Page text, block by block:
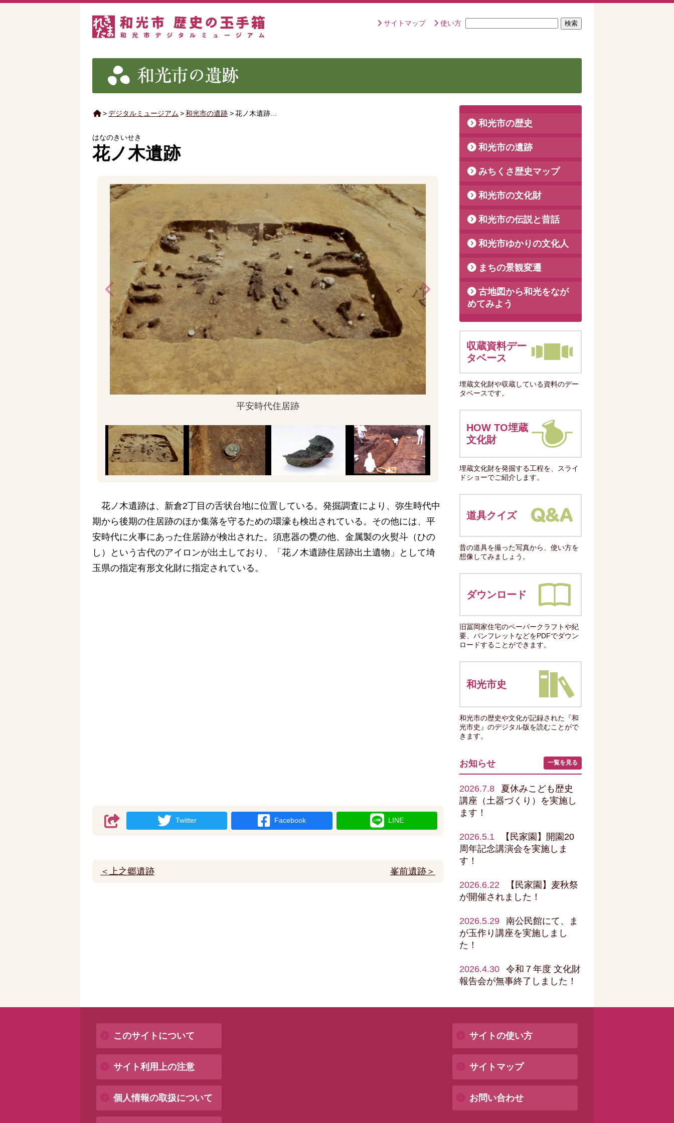
サイトマップ 使い方
> デジタルミュージアム > 和光市の遺跡 > 花ノ木遺跡…
はなのきいせき
花ノ木遺跡
平安時代住居跡
花ノ木遺跡は、新倉2丁目の舌状台地に位置している。発掘調査により、弥生時代中
期から後期の住居跡のほか集落を守るための環濠も検出されている。その他には、平
安時代に火事にあった住居跡が検出された。須恵器の甕の他、金属製の火熨斗（ひの
し）という古代のアイロンが出土しており、「花ノ木遺跡住居跡出土遺物」として埼
玉県の指定有形文化財に指定されている。
Twitter Facebook LINE
＜上之郷遺跡 峯前遺跡＞
和光市の歴史
和光市の遺跡
みちくさ歴史マップ
和光市の文化財
和光市の伝説と昔話
和光市ゆかりの文化人
まちの景観変遷
古地図から和光をなが
めてみよう
収蔵資料デー
タベース
埋蔵文化財や収蔵している資料のデー
タベースです。
HOW TO埋蔵
文化財
埋蔵文化財を発掘する工程を、スライ
ドショーでご紹介します。
道具クイズ
昔の道具を撮った写真から、使い方を
想像してみましょう。
ダウンロード
旧冨岡家住宅のペーパークラフトや紀
要、パンフレットなどをPDFでダウン
ロードすることができます。
和光市史
和光市の歴史や文化が記録された『和
光市史』のデジタル版を読むことがで
きます。
お知らせ 一覧を見る
2026.7.8
夏休みこども歴史
講座（土器づくり）を実施し
ます！
2026.5.1
【民家園】開園20
周年記念講演会を実施しま
す！
2026.6.22
【民家園】麦秋祭
が開催されました！
2026.5.29
南公民館にて、ま
が玉作り講座を実施しまし
た！
2026.4.30
令和７年度 文化財
報告会が無事終了しました！
このサイトについて
サイト利用上の注意
個人情報の取扱について
サイトの使い方
サイトマップ
お問い合わせ